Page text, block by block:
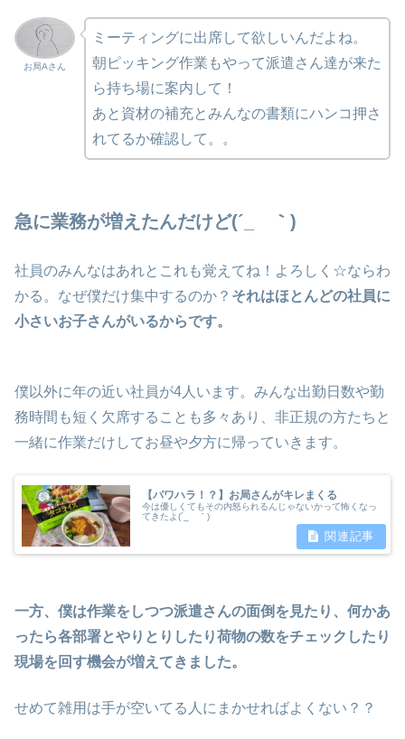
お局Aさん
ミーティングに出席して欲しいんだよね。
朝ピッキング作業もやって派遣さん達が来た
ら持ち場に案内して！
あと資材の補充とみんなの書類にハンコ押さ
れてるか確認して。。
急に業務が増えたんだけど(´_ゝ｀)
社員のみんなはあれとこれも覚えてね！よろしく☆ならわ
かる。なぜ僕だけ集中するのか？ それはほとんどの社員に
小さいお子さんがいるからです。
僕以外に年の近い社員が4人います。みんな出勤日数や勤
務時間も短く欠席することも多々あり、非正規の方たちと
一緒に作業だけしてお昼や夕方に帰っていきます。
【パワハラ！？】お局さんがキレまくる
今は優しくてもその内怒られるんじゃないかって怖くなっ
てきたよ(´_ゝ｀)
一方、僕は作業をしつつ派遣さんの面倒を見たり、何かあ
ったら各部署とやりとりしたり荷物の数をチェックしたり
現場を回す機会が増えてきました。
せめて雑用は手が空いてる人にまかせればよくない？？